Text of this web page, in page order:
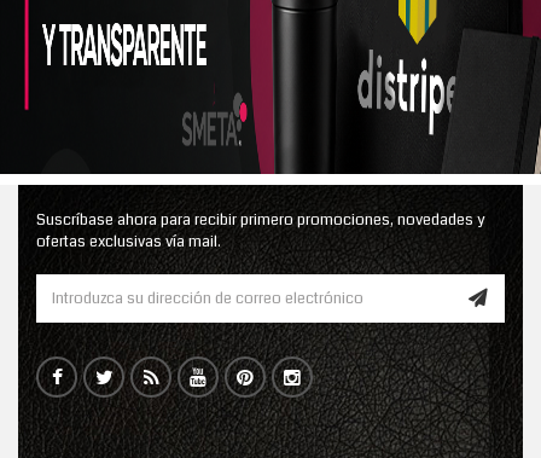
Suscríbase ahora para recibir primero promociones, novedades y
ofertas exclusivas vía mail.